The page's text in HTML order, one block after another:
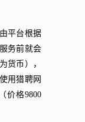
平台根据
务前就会
货币），
用猎聘网
价格9800